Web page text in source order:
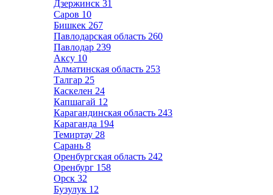
Дзержинск 31
Саров 10
Бишкек 267
Павлодарская область 260
Павлодар 239
Аксу 10
Алматинская область 253
Талгар 25
Каскелен 24
Капшагай 12
Карагандинская область 243
Караганда 194
Темиртау 28
Сарань 8
Оренбургская область 242
Оренбург 158
Орск 32
Бузулук 12